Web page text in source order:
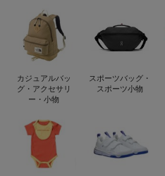
カジュアルバッ
グ・アクセサリ
ー・小物
スポーツバッグ・
スポーツ小物